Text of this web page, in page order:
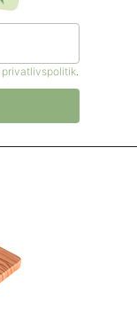
privatlivspolitik.
Alle
med